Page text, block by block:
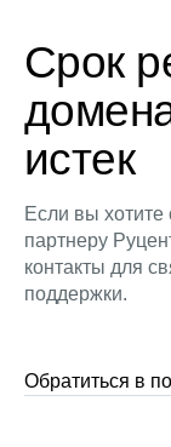
Срок
истек
Если вы хотите
партнеру
контакты для
поддержки.
Обратиться в